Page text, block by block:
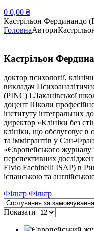
0 0,00 ₴
Кастрільон Фердинандо
ГоловнаАвтори
Кастрільон
доктор психології,
викладач
(PINC) і Лаканівської
доцент Школи
інституту інтегральних
директор «Клініки без
клініки, що обслуговує в
та іммігрантів у Сан-
«Європейського журналу
перспективних
Elvio Fachinelli ISAP) в
іспанською та
Фільтр Фільтр
Показати